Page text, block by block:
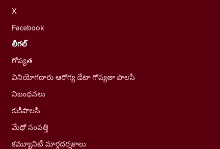
X
Facebook
లీగల్
గోప్యత
వినియోగదారు ఆరోగ్య డేటా గోప్యతా పాలసీ
నిబంధనలు
కుకీపాలసీ
మేధో సంపత్తి
కమ్యూనిటీ మార్గదర్శకాలు